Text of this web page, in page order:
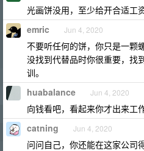
光画饼没用，至少给开合适工
emric Jun 4, 2020
不要听任何的饼，你只是一颗
没找到代替品时你很重要，找
训。
huabalance Jun 4, 2020
向钱看吧，看起来你才出来工
catning Jun 4, 2020
问问自己，你还能在这家公司